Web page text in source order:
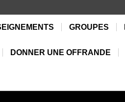
GROUPES
DONNER UNE OFFRANDE